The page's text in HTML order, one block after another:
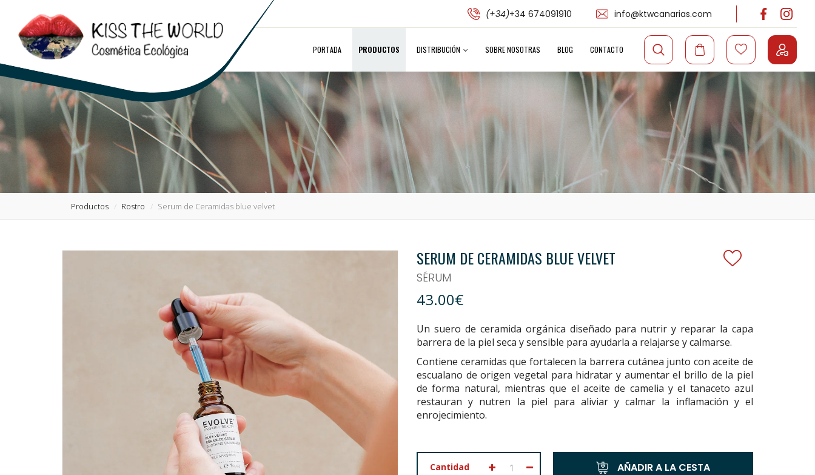
(+34)+34 674091910 info@ktwcanarias.com
PORTADA PRODUCTOS DISTRIBUCIÓN SOBRE NOSOTRAS BLOG CONTACTO
Productos Rostro Serum de Ceramidas blue velvet
SERUM DE CERAMIDAS BLUE VELVET
SÉRUM
43.00€
Un suero de ceramida orgánica diseñado para nutrir y reparar la capa
barrera de la piel seca y sensible para ayudarla a relajarse y calmarse.
Contiene ceramidas que fortalecen la barrera cutánea junto con aceite de
escualano de origen vegetal para hidratar y aumentar el brillo de la piel
de forma natural, mientras que el aceite de camelia y el tanaceto azul
restauran y nutren la piel para aliviar y calmar la inflamación y el
enrojecimiento.
Cantidad AÑADIR A LA CESTA